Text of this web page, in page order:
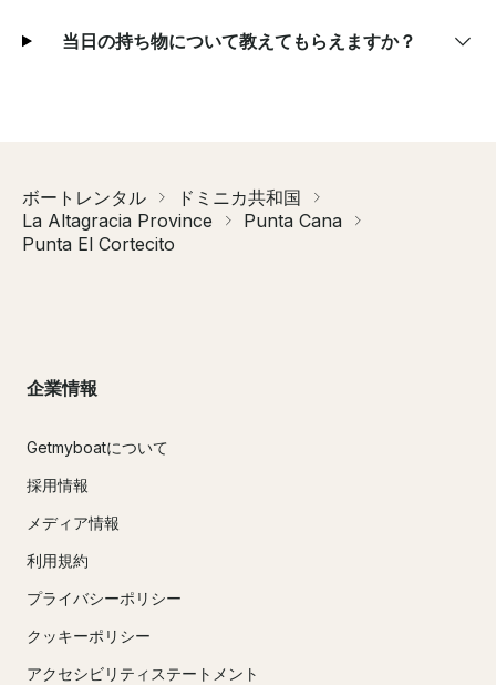
当日の持ち物について教えてもらえますか？
ボートレンタル
ドミニカ共和国
La Altagracia Province
Punta Cana
Punta El Cortecito
企業情報
Getmyboatについて
採用情報
メディア情報
利用規約
プライバシーポリシー
クッキーポリシー
アクセシビリティステートメント